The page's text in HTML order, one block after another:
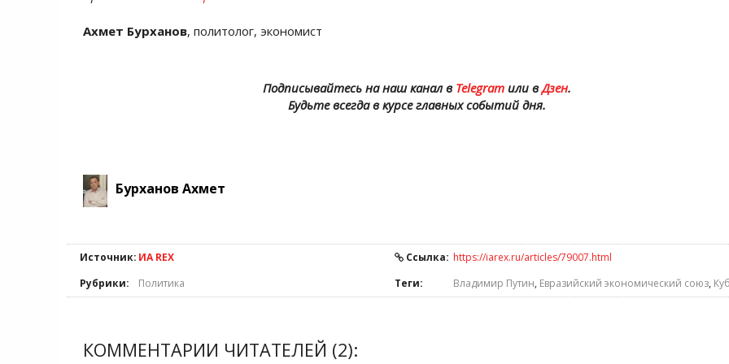
Ахмет Бурханов, политолог, экономист
Подписывайтесь на наш канал в Telegramили вДзен.
Будьте всегда в курсе главных событий дня.
Бурханов Ахмет
Источник: ИА REX Ссылка: https://iarex.ru/articles/79007.html
Рубрики:
Политика Теги: Владимир Путин, Евразийский экономический союз,
КОММЕНТАРИИ ЧИТАТЕЛЕЙ (2):